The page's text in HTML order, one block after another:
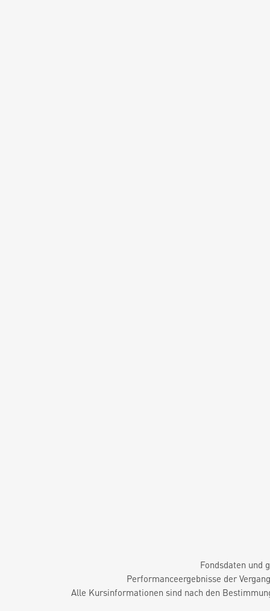
Fondsdaten und
Performanceergebnisse der
Alle Kursinformationen sind nach den